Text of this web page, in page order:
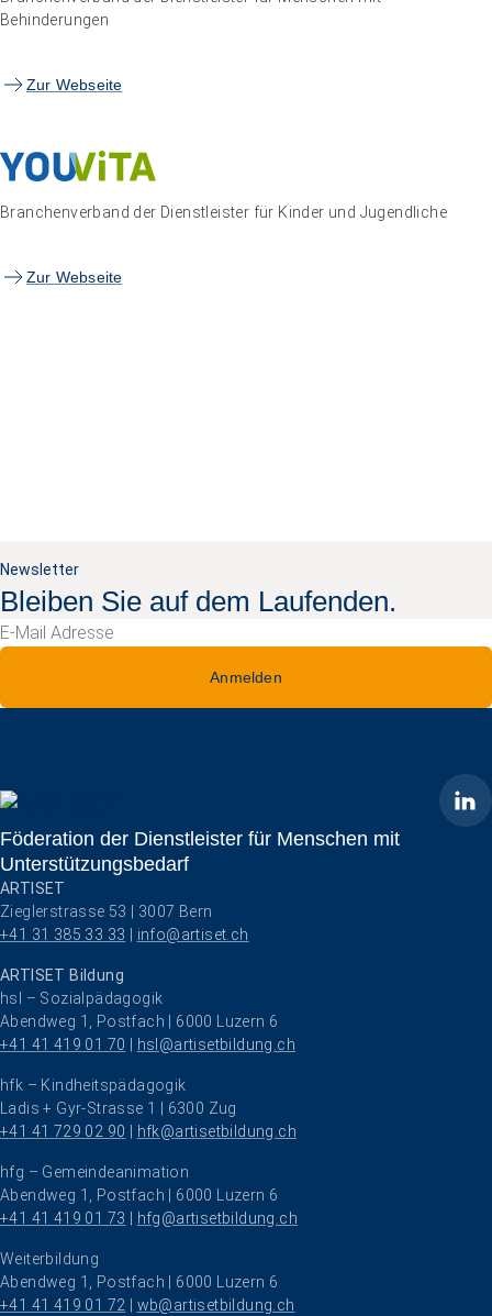
Behinderungen
Zur Webseite
Branchenverband der Dienstleister für Kinder und Jugendliche
Zur Webseite
Newsletter
Bleiben Sie auf dem Laufenden.
Anmelden
ARTISET
Föderation der Dienstleister für Menschen mit
Unterstützungsbedarf
ARTISET
Zieglerstrasse 53 | 3007 Bern
+41 31 385 33 33
info@artiset.ch
ARTISET Bildung
hsl – Sozialpädagogik
Abendweg 1, Postfach | 6000 Luzern 6
+41 41 419 01 70
hsl@artisetbildung.ch
hfk – Kindheitspädagogik
Ladis + Gyr-Strasse 1 | 6300 Zug
+41 41 729 02 90
hfk@artisetbildung.ch
hfg – Gemeindeanimation
Abendweg 1, Postfach | 6000 Luzern 6
+41 41 419 01 73
hfg@artisetbildung.ch
Weiterbildung
Abendweg 1, Postfach | 6000 Luzern 6
+41 41 419 01 72
wb@artisetbildung.ch